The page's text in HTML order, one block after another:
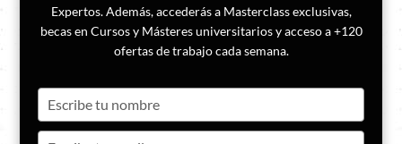
Expertos. Además, accederás a Masterclass exclusivas,
becas en Cursos y Másteres universitarios y acceso a +120
ofertas de trabajo cada semana.
your
name